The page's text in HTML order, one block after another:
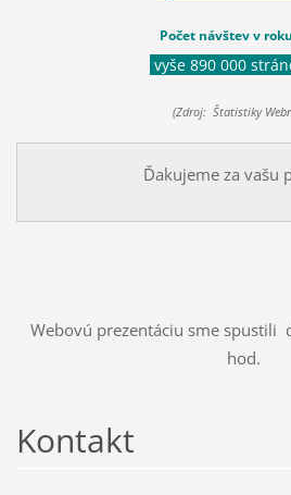
Počet návštev v
vyše 890 000
(Zdroj: Štatistiky
Ďakujeme za vašu
Webovú prezentáciu sme spustili
hod.
Kontakt